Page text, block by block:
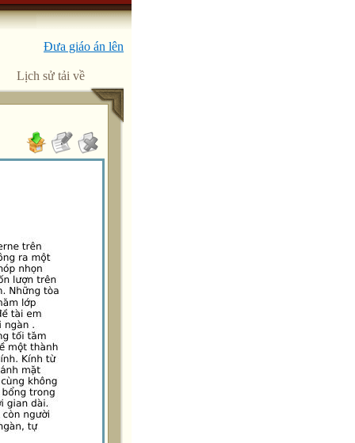
Đưa giáo án lên
Lịch sử tải về